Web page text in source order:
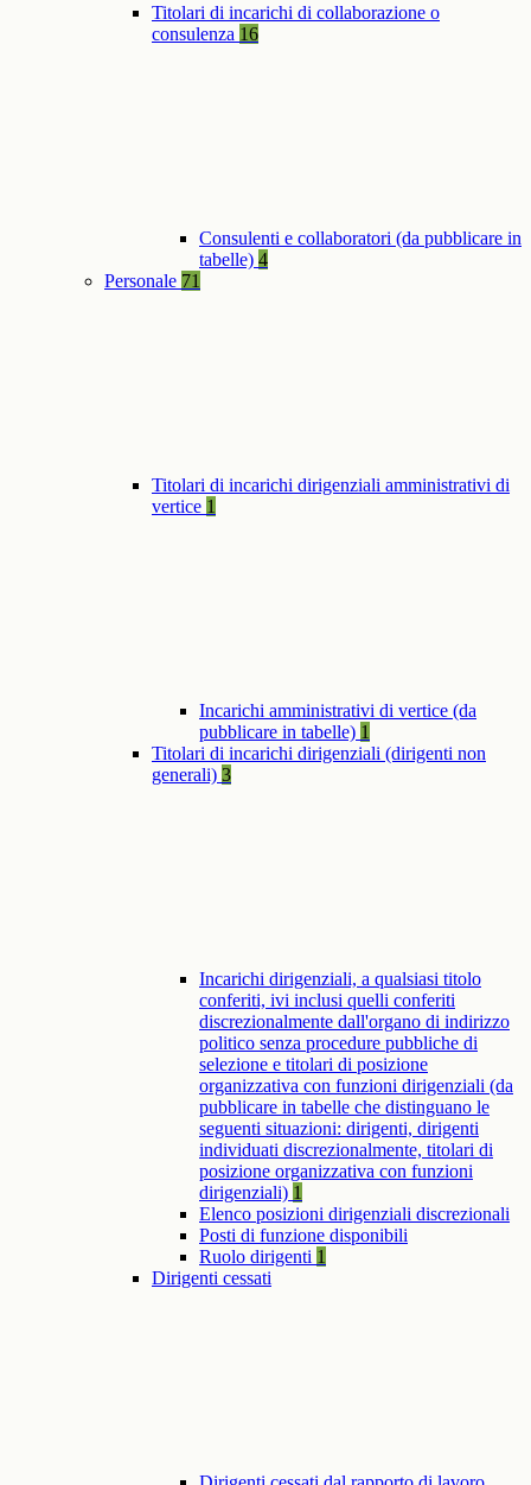
Titolari di incarichi di collaborazione o
consulenza 16
Consulenti e collaboratori (da pubblicare in
tabelle) 4
Personale 71
Titolari di incarichi dirigenziali amministrativi di
vertice 1
Incarichi amministrativi di vertice (da
pubblicare in tabelle) 1
Titolari di incarichi dirigenziali (dirigenti non
generali) 3
Incarichi dirigenziali, a qualsiasi titolo
conferiti, ivi inclusi quelli conferiti
discrezionalmente dall'organo di indirizzo
politico senza procedure pubbliche di
selezione e titolari di posizione
organizzativa con funzioni dirigenziali (da
pubblicare in tabelle che distinguano le
seguenti situazioni: dirigenti, dirigenti
individuati discrezionalmente, titolari di
posizione organizzativa con funzioni
dirigenziali) 1
Elenco posizioni dirigenziali discrezionali
Posti di funzione disponibili
Ruolo dirigenti 1
Dirigenti cessati